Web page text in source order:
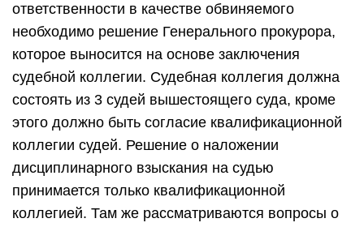
ответственности в качестве обвиняемого
необходимо решение Генерального прокурора,
которое выносится на основе заключения
судебной коллегии. Судебная коллегия должна
состоять из 3 судей вышестоящего суда, кроме
этого должно быть согласие квалификационной
коллегии судей. Решение о наложении
дисциплинарного взыскания на судью
принимается только квалификационной
коллегией. Там же рассматриваются вопросы о